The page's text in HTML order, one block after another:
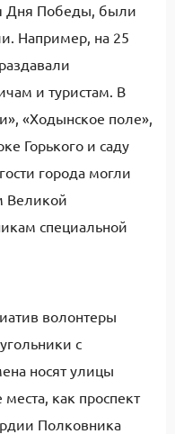
Дня Победы, были
Например, на 25
и туристам. В
«Ходынское поле»,
Горького и саду
города могли
Великой
специальной
волонтеры
с
носят улицы
как проспект
Полковника